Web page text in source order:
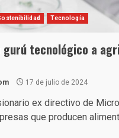
Tecnología
gurú tecnológico a
17 de julio de 2024
ex directivo de
que producen